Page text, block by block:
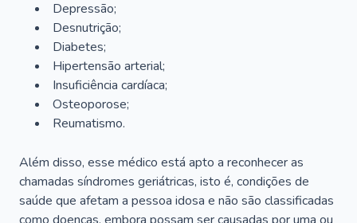
Depressão;
Desnutrição;
Diabetes;
Hipertensão arterial;
Insuficiência cardíaca;
Osteoporose;
Reumatismo.
Além disso, esse médico está apto a reconhecer as
chamadas síndromes geriátricas, isto é, condições de
saúde que afetam a pessoa idosa e não são classificadas